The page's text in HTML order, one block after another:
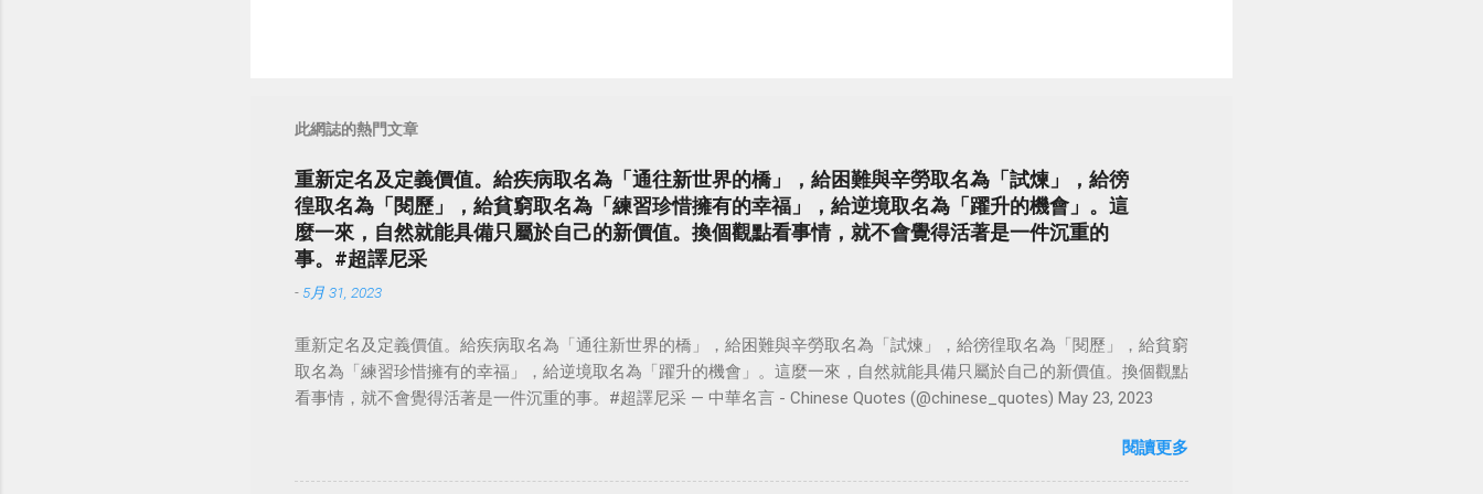
此網誌的熱門文章
重新定名及定義價值。給疾病取名為「通往新世界的橋」，給困難與辛勞取名為「試煉」，給徬
徨取名為「閱歷」，給貧窮取名為「練習珍惜擁有的幸福」，給逆境取名為「躍升的機會」。這
麼一來，自然就能具備只屬於自己的新價值。換個觀點看事情，就不會覺得活著是一件沉重的
事。#超譯尼采
- 5月 31, 2023
重新定名及定義價值。給疾病取名為「通往新世界的橋」，給困難與辛勞取名為「試煉」，給徬徨取名為「閱歷」，給貧窮
取名為「練習珍惜擁有的幸福」，給逆境取名為「躍升的機會」。這麼一來，自然就能具備只屬於自己的新價值。換個觀點
看事情，就不會覺得活著是一件沉重的事。#超譯尼采 — 中華名言 - Chinese Quotes (@chinese_quotes) May 23, 2023
閱讀更多